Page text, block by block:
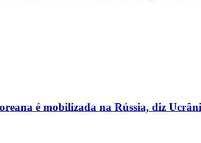
é mobilizada na Rússia, diz